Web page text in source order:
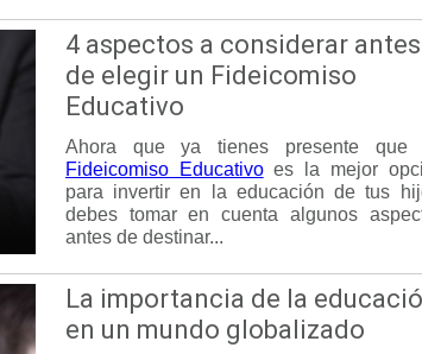
4 aspectos a considerar antes
de elegir un Fideicomiso
Educativo
Ahora que ya tienes presente que
Fideicomiso Educativoes la mejor
para invertir en la educación de tus
debes tomar en cuenta algunos
antes de destinar...
La importancia de la
en un mundo globalizado